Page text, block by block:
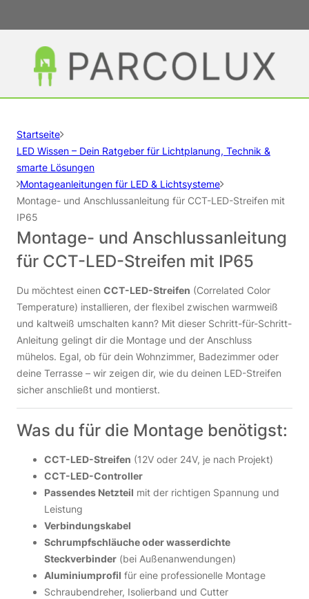
Startseite
LED Wissen – Dein Ratgeber für Lichtplanung, Technik &
smarte Lösungen
Montageanleitungen für LED & Lichtsysteme
Montage- und Anschlussanleitung für CCT-LED-Streifen mit
IP65
Montage- und Anschlussanleitung
für CCT-LED-Streifen mit IP65
Du möchtest einen CCT-LED-Streifen (Correlated Color
Temperature) installieren, der flexibel zwischen warmweiß
und kaltweiß umschalten kann? Mit dieser Schritt-für-Schritt-
Anleitung gelingt dir die Montage und der Anschluss
mühelos. Egal, ob für dein Wohnzimmer, Badezimmer oder
deine Terrasse – wir zeigen dir, wie du deinen LED-Streifen
sicher anschließt und montierst.
Was du für die Montage benötigst:
CCT-LED-Streifen (12V oder 24V, je nach Projekt)
CCT-LED-Controller
Passendes Netzteil mit der richtigen Spannung und
Leistung
Verbindungskabel
Schrumpfschläuche oder wasserdichte
Steckverbinder (bei Außenanwendungen)
Aluminiumprofil für eine professionelle Montage
Schraubendreher, Isolierband und Cutter